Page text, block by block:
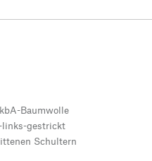
Baumwolle
links-gestrickt
Schultern